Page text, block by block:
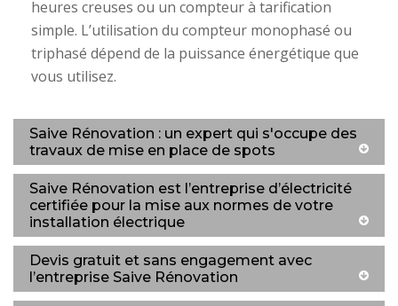
heures creuses ou un compteur à tarification
simple. L’utilisation du compteur monophasé ou
triphasé dépend de la puissance énergétique que
vous utilisez.
Saive Rénovation : un expert qui s'occupe des
travaux de mise en place de spots
Saive Rénovation est l’entreprise d’électricité
certifiée pour la mise aux normes de votre
installation électrique
Devis gratuit et sans engagement avec
l’entreprise Saive Rénovation